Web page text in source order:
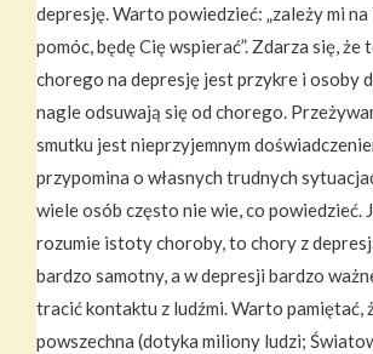
depresję. Warto powiedzieć: „zależy mi na
pomóc, będę Cię wspierać”. Zdarza się,
chorego na depresję jest przykre i osoby
nagle odsuwają się od chorego.
smutku jest nieprzyjemnym
przypomina o własnych trudnych
wiele osób często nie wie, co powiedzieć.
rozumie istoty choroby, to chory z
bardzo samotny, a w depresji bardzo
tracić kontaktu z ludźmi. Warto pamiętać,
powszechna (dotyka miliony ludzi;